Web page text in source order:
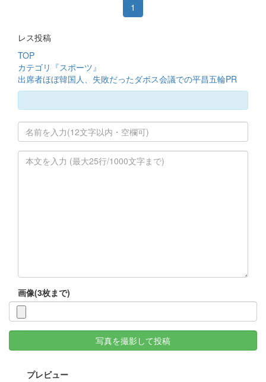
1
レス投稿
TOP
カテゴリ『スポーツ』
出席者ほぼ韓国人、失敗だったダボス会議での平昌五輪PR
画像(3枚まで)
写真を撮影して投稿
プレビュー